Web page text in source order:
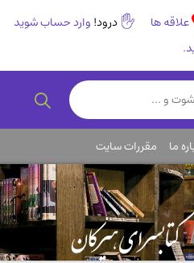
علاقه ها درود! وارد حساب شوید
ما مقررات سایت